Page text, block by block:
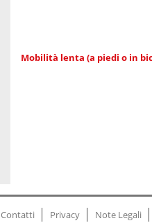
Mobilità lenta (a piedi o in
Contatti Privacy Note Legali